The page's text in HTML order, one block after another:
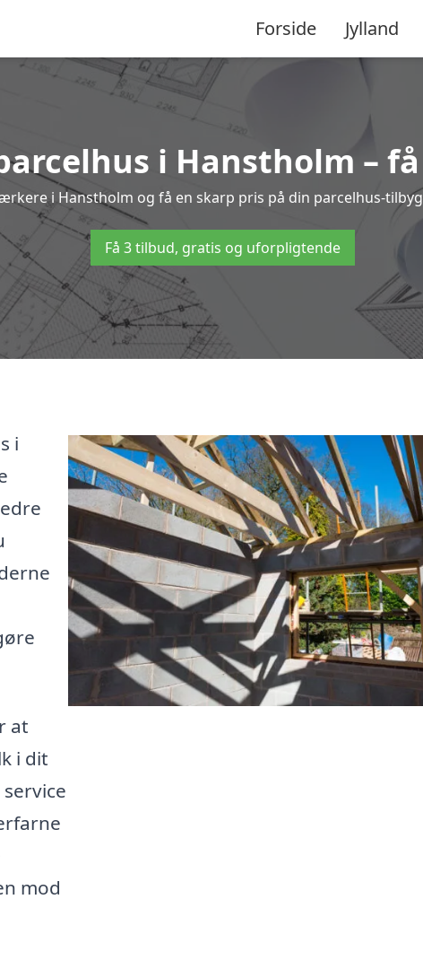
Forside Jylland
i Hanstholm –
i Hanstholm og få en skarp pris på din parcelhus-
Få 3 tilbud, gratis og uforpligtende
i
at
i dit
mod